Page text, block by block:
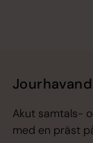
Akut samtals-
med en präst